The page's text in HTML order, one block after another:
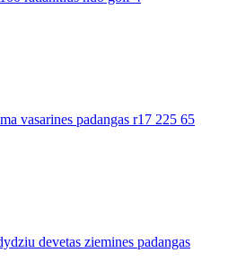
vasarines padangas r17 225 65
devetas ziemines padangas